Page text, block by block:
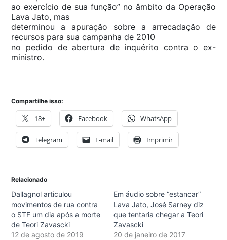
ao exercício de sua função” no âmbito da Operação
Lava Jato, mas
determinou a apuração sobre a arrecadação de
recursos para sua campanha de 2010
no pedido de abertura de inquérito contra o ex-
ministro.
Compartilhe isso:
18+ Facebook WhatsApp
Telegram E-mail Imprimir
Relacionado
Dallagnol articulou
movimentos de rua contra
o STF um dia após a morte
de Teori Zavascki
12 de agosto de 2019
Em áudio sobre “estancar”
Lava Jato, José Sarney diz
que tentaria chegar a Teori
Zavascki
20 de janeiro de 2017